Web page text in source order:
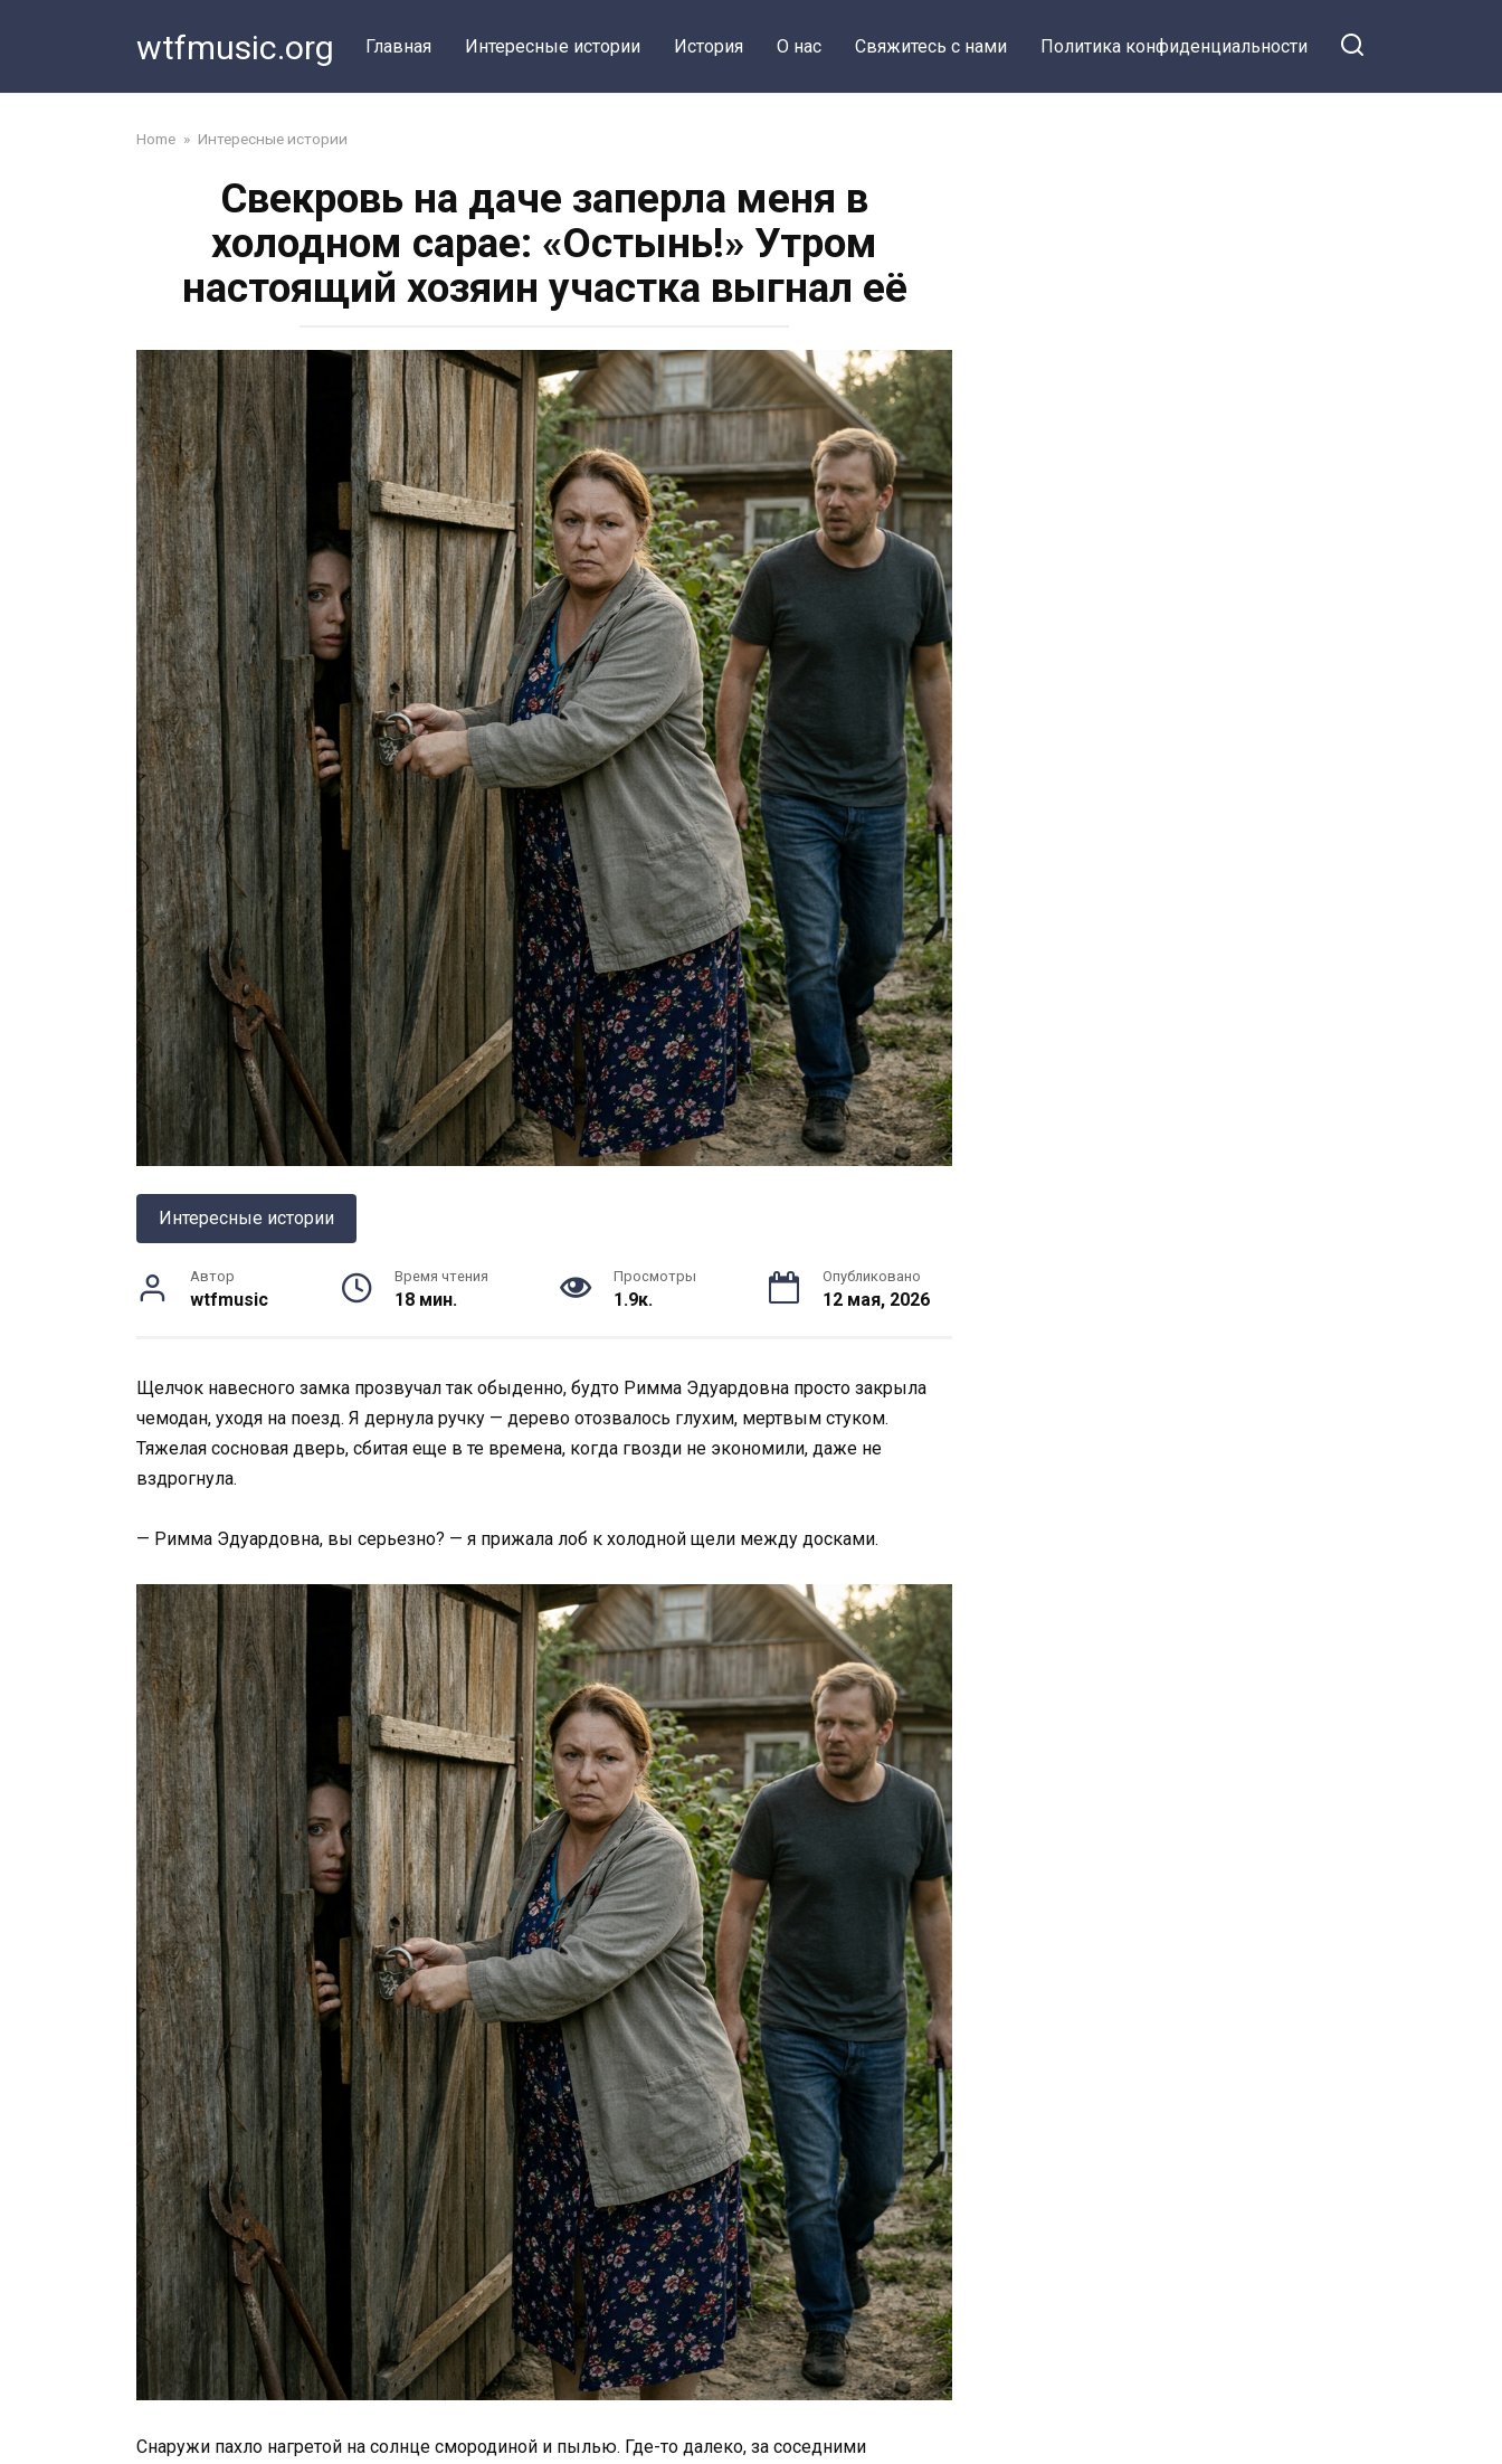
wtfmusic.org Главная Интересные истории История О нас Свяжитесь с нами Политика конфиденциальности
Home » Интересные истории
Свекровь на даче заперла меня в
холодном сарае: «Остынь!» Утром
настоящий хозяин участка выгнал её
Интересные истории
Автор
wtfmusic
Время чтения
18 мин.
Просмотры
1.9к.
Опубликовано
12 мая, 2026
Щелчок навесного замка прозвучал так обыденно, будто Римма Эдуардовна просто закрыла
чемодан, уходя на поезд. Я дернула ручку — дерево отозвалось глухим, мертвым стуком.
Тяжелая сосновая дверь, сбитая еще в те времена, когда гвозди не экономили, даже не
вздрогнула.
— Римма Эдуардовна, вы серьезно? — я прижала лоб к холодной щели между досками.
Снаружи пахло нагретой на солнце смородиной и пылью. Где-то далеко, за соседними